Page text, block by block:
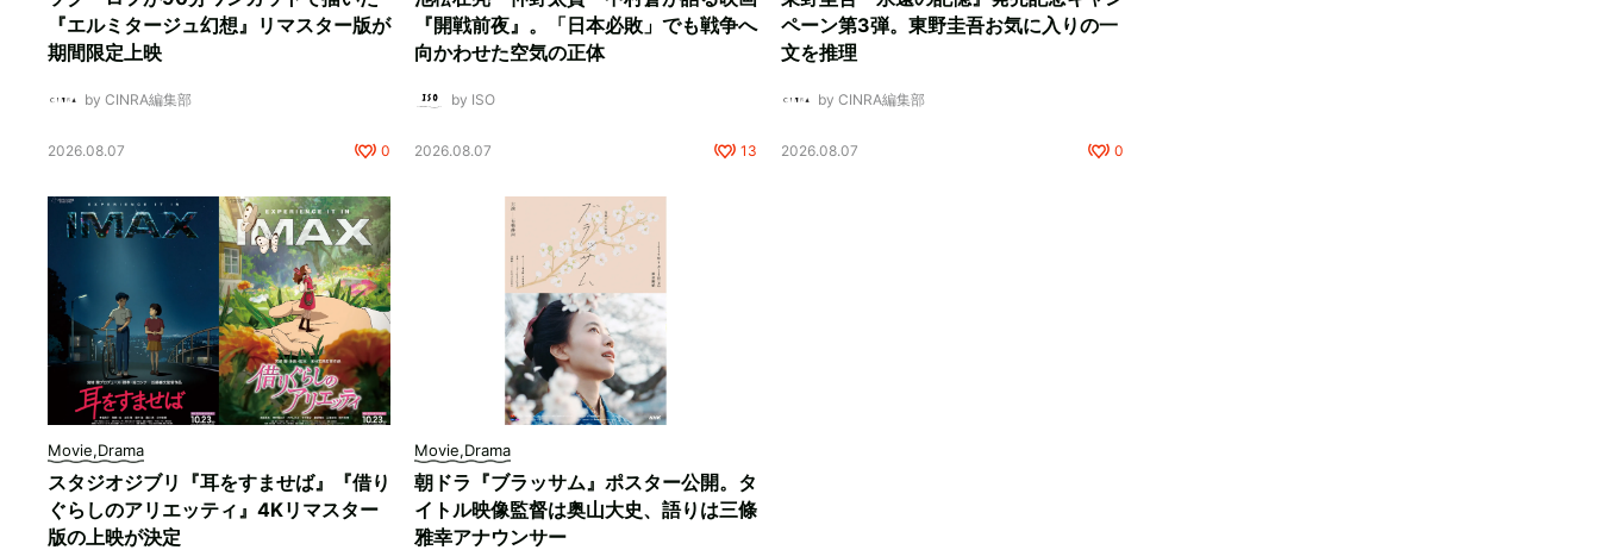
『エルミタージュ幻想』リマスター版が
期間限定上映
by CINRA編集部
2026.08.07 0
『開戦前夜』。「日本必敗」でも戦争へ
向かわせた空気の正体
by ISO
2026.08.07 13
ペーン第3弾。東野圭吾お気に入りの一
文を推理
by CINRA編集部
2026.08.07 0
Movie,Drama
スタジオジブリ『耳をすませば』『借り
ぐらしのアリエッティ』4Kリマスター
版の上映が決定
Movie,Drama
朝ドラ『ブラッサム』ポスター公開。タ
イトル映像監督は奥山大史、語りは三條
雅幸アナウンサー